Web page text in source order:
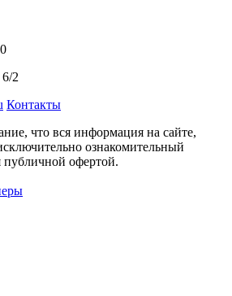
2
Контакты
что вся информация на сайте,
ознакомительный
публичной офертой.